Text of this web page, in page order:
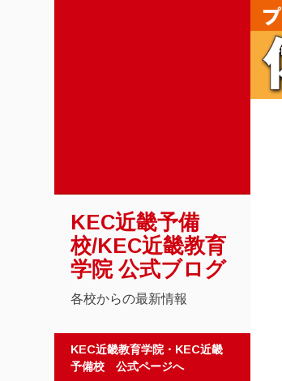
KEC近畿予備
校/KEC近畿教育
学院 公式ブログ
各校からの最新情報
コンテンツへスキップ
KEC近畿教育学院・KEC近畿
予備校 公式ページへ